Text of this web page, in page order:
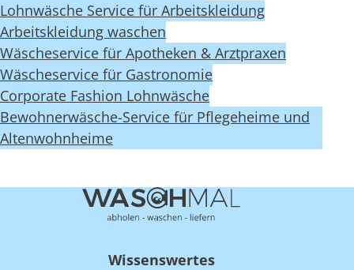
Lohnwäsche Service für Arbeitskleidung
Arbeitskleidung waschen
Wäscheservice für Apotheken & Arztpraxen
Wäscheservice für Gastronomie
Corporate Fashion Lohnwäsche
Bewohnerwäsche-Service für Pflegeheime und
Altenwohnheime
Wissenswertes